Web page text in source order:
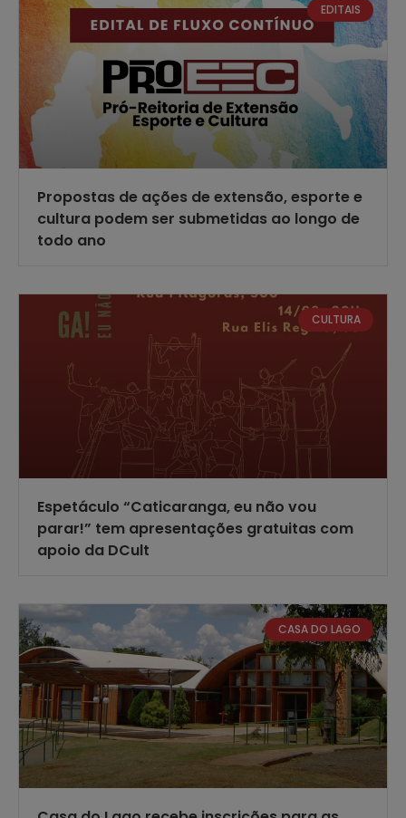
EDITAIS
Propostas de ações de extensão, esporte e
cultura podem ser submetidas ao longo de
todo ano
CULTURA
Espetáculo “Caticaranga, eu não vou
parar!” tem apresentações gratuitas com
apoio da DCult
CASA DO LAGO